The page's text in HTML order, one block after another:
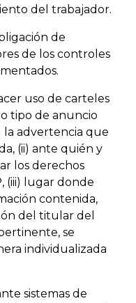
del trabajador.
de
de los controles
uso de carteles
tipo de anuncio
la advertencia que
(ii) ante quién y
los derechos
(iii) lugar donde
contenida,
del titular del
se
individualizada
sistemas de